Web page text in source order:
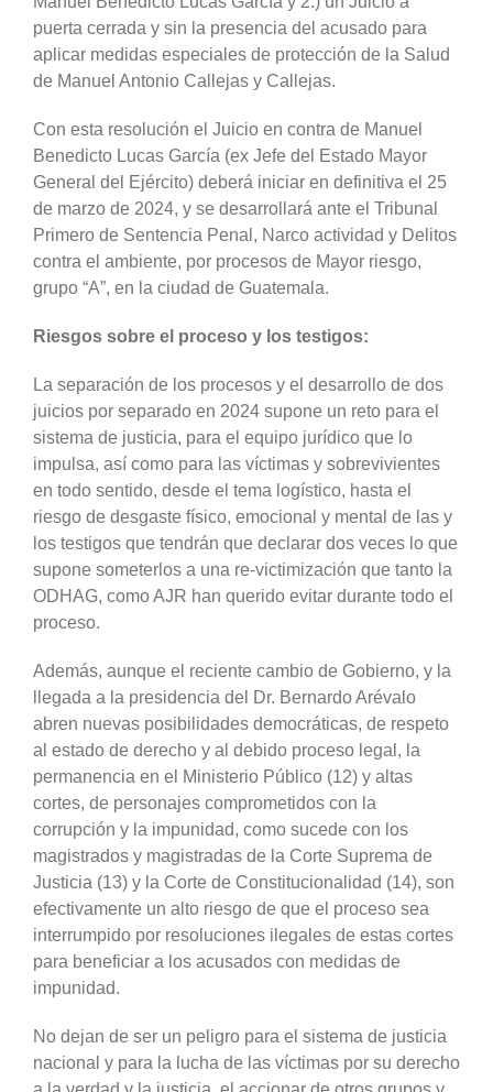
puerta cerrada y sin la presencia del acusado para
aplicar medidas especiales de protección de la Salud
de Manuel Antonio Callejas y Callejas.
Con esta resolución el Juicio en contra de Manuel
Benedicto Lucas García (ex Jefe del Estado Mayor
General del Ejército) deberá iniciar en definitiva el 25
de marzo de 2024, y se desarrollará ante el Tribunal
Primero de Sentencia Penal, Narco actividad y Delitos
contra el ambiente, por procesos de Mayor riesgo,
grupo “A”, en la ciudad de Guatemala.
Riesgos sobre el proceso y los testigos:
La separación de los procesos y el desarrollo de dos
juicios por separado en 2024 supone un reto para el
sistema de justicia, para el equipo jurídico que lo
impulsa, así como para las víctimas y sobrevivientes
en todo sentido, desde el tema logístico, hasta el
riesgo de desgaste físico, emocional y mental de las y
los testigos que tendrán que declarar dos veces lo que
supone someterlos a una re-victimización que tanto la
ODHAG, como AJR han querido evitar durante todo el
proceso.
Además, aunque el reciente cambio de Gobierno, y la
llegada a la presidencia del Dr. Bernardo Arévalo
abren nuevas posibilidades democráticas, de respeto
al estado de derecho y al debido proceso legal, la
permanencia en el Ministerio Público (12) y altas
cortes, de personajes comprometidos con la
corrupción y la impunidad, como sucede con los
magistrados y magistradas de la Corte Suprema de
Justicia (13) y la Corte de Constitucionalidad (14), son
efectivamente un alto riesgo de que el proceso sea
interrumpido por resoluciones ilegales de estas cortes
para beneficiar a los acusados con medidas de
impunidad.
No dejan de ser un peligro para el sistema de justicia
nacional y para la lucha de las víctimas por su derecho